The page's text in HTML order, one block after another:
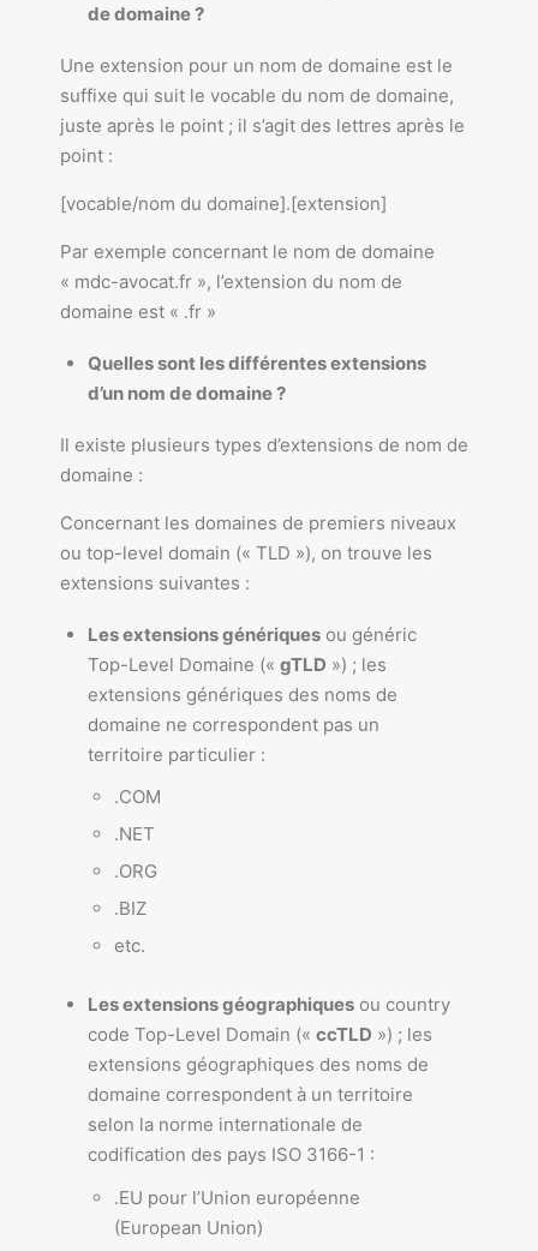
de domaine ?
Une extension pour un nom de domaine est le
suffixe qui suit le vocable du nom de domaine,
juste après le point ; il s’agit des lettres après le
point :
[vocable/nom du domaine].[extension]
Par exemple concernant le nom de domaine
« mdc-avocat.fr », l’extension du nom de
domaine est « .fr »
Quelles sont les différentes extensions
d’un nom de domaine ?
Il existe plusieurs types d’extensions de nom de
domaine :
Concernant les domaines de premiers niveaux
ou top-level domain (« TLD »), on trouve les
extensions suivantes :
Les extensions génériquesou généric
Top-Level Domaine (« gTLD ») ; les
extensions génériques des noms de
domaine ne correspondent pas un
territoire particulier :
.COM
.NET
.ORG
.BIZ
etc.
Les extensions géographiquesou country
code Top-Level Domain (« ccTLD ») ; les
extensions géographiques des noms de
domaine correspondent à un territoire
selon la norme internationale de
codification des pays ISO 3166-1 :
.EU pour l’Union européenne
(European Union)